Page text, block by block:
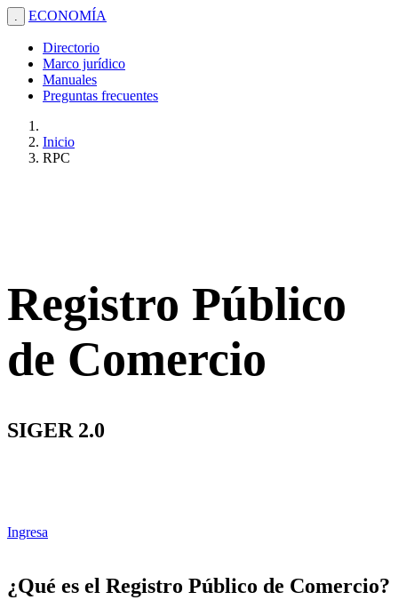
. ECONOMÍA
Directorio
Marco jurídico
Manuales
Preguntas frecuentes
Inicio
RPC
Registro Público
de Comercio
SIGER 2.0
Ingresa
¿Qué es el Registro Público de Comercio?